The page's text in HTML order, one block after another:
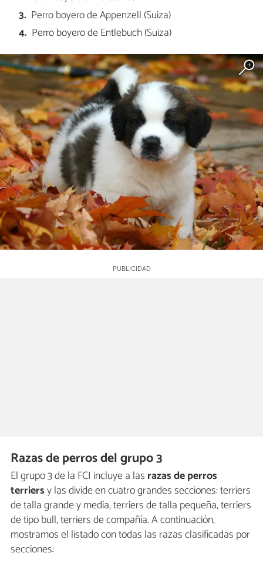
Perro boyero de Appenzell (Suiza)
Perro boyero de Entlebuch (Suiza)
Razas de perros del grupo 3
El grupo 3 de la FCI incluye a las razas de perros
terriersy las divide en cuatro grandes secciones: terriers
de talla grande y media, terriers de talla pequeña, terriers
de tipo bull, terriers de compañía. A continuación,
mostramos el listado con todas las razas clasificadas por
secciones: